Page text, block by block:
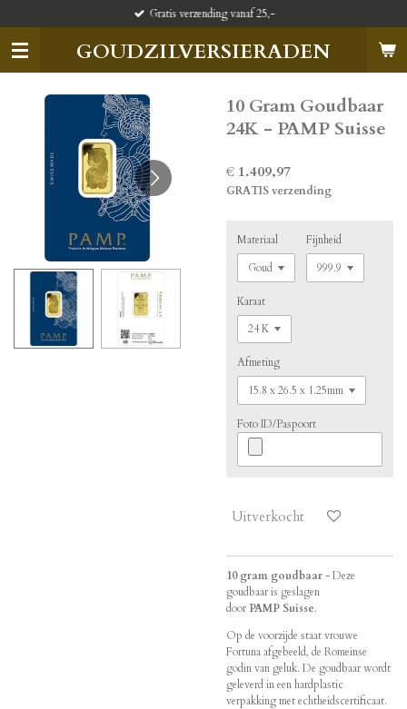
naar
GOUDZILVERSIERADEN
Gratis verzending vanaf 25,-
10 Gram Goudbaar
24K - PAMP Suisse
€ 1.409,97
GRATIS verzending
Materiaal Fijnheid
Karaat
Afmeting
Foto ID/Paspoort
Uitverkocht
10 gram goudbaar- Deze
goudbaar is geslagen
door PAMP Suisse.
Op de voorzijde staat vrouwe
Fortuna afgebeeld, de Romeinse
godin van geluk. De goudbaar wordt
geleverd in een hardplastic
verpakking met echtheidscertificaat.